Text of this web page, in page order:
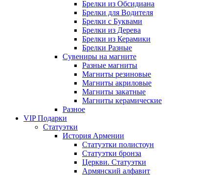
Брелки из Обсидиана
Брелки для Водителя
Брелки с Буквами
Брелки из Дерева
Брелки из Керамики
Брелки Разные
Сувениры на магните
Разные магниты
Магниты резиновые
Магниты акриловые
Магниты закатные
Магниты керамические
Разное
VIP Подарки
Статуэтки
История Армении
Статуэтки полистоун
Статуэтки бронза
Церкви. Статуэтки
Армянский алфавит